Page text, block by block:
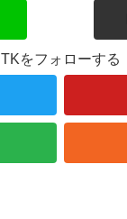
TKをフォローする